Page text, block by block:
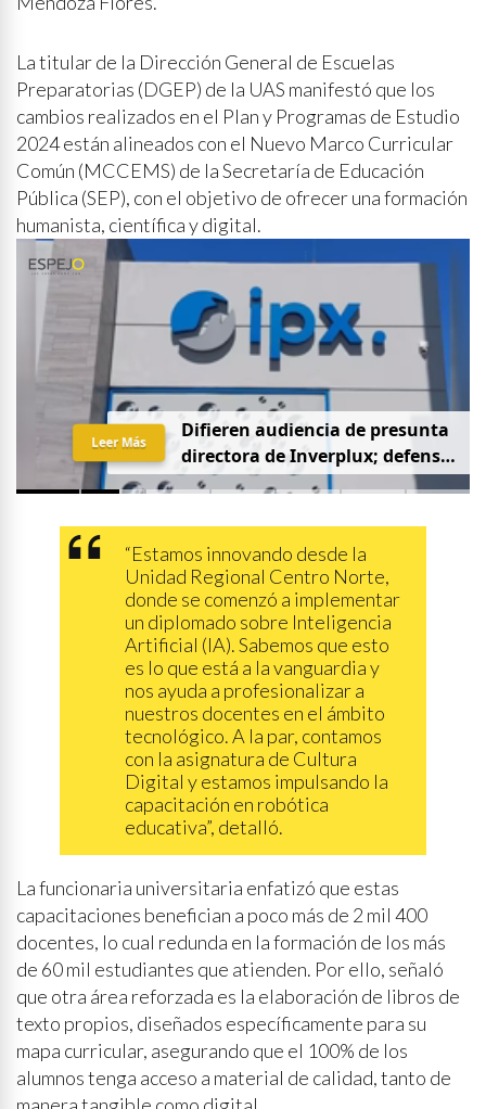
La titular de la Dirección General de Escuelas
Preparatorias (DGEP) de la UAS manifestó que los
cambios realizados en el Plan y Programas de Estudio
2024 están alineados con el Nuevo Marco Curricular
Común (MCCEMS) de la Secretaría de Educación
Pública (SEP), con el objetivo de ofrecer una formación
humanista, científica y digital.
Difieren audiencia de presunta
directora deInverplux; defensa
pidequeseaprivadaysin
Leer Más
“Estamos innovando desde la
Unidad Regional Centro Norte,
donde se comenzó a implementar
un diplomado sobre Inteligencia
Artificial (IA). Sabemos que esto
es lo que está a la vanguardia y
nos ayuda a profesionalizar a
nuestros docentes en el ámbito
tecnológico. A la par, contamos
con la asignatura de Cultura
Digital y estamos impulsando la
capacitación en robótica
educativa”, detalló.
La funcionaria universitaria enfatizó que estas
capacitaciones benefician a poco más de 2 mil 400
docentes, lo cual redunda en la formación de los más
de 60 mil estudiantes que atienden. Por ello, señaló
que otra área reforzada es la elaboración de libros de
texto propios, diseñados específicamente para su
mapa curricular, asegurando que el 100% de los
alumnos tenga acceso a material de calidad, tanto de